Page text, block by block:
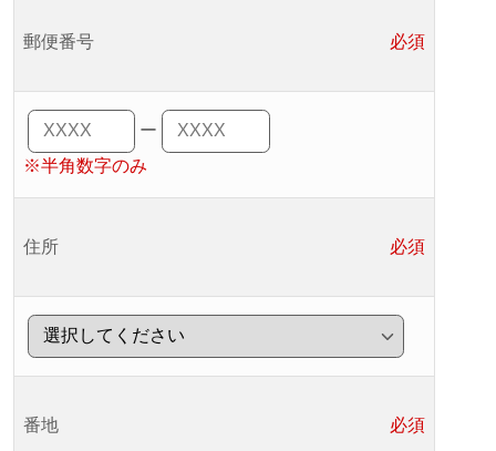
郵便番号 必須
ー
※半角数字のみ
住所 必須
番地 必須